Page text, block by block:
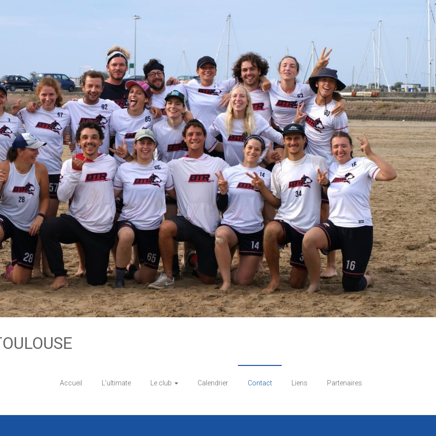
Accueil L’ultimate Le club Calendrier Contact Liens Partenaires